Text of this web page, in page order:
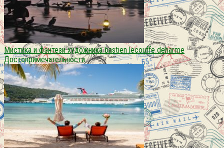
Мистика и фэнтези художника bastien lecouffe deharme
Достопримечательности